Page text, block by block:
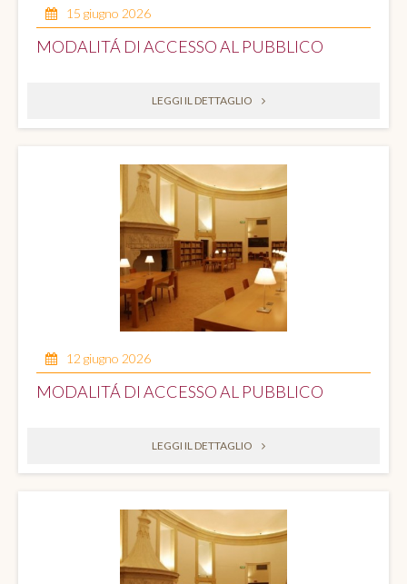
15 giugno 2026
MODALITÁ DI ACCESSO AL PUBBLICO
LEGGI IL DETTAGLIO
12 giugno 2026
MODALITÁ DI ACCESSO AL PUBBLICO
LEGGI IL DETTAGLIO